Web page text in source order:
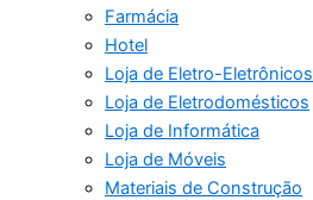
Farmácia
Hotel
Loja de Eletro-Eletrônicos
Loja de Eletrodomésticos
Loja de Informática
Loja de Móveis
Materiais de Construção